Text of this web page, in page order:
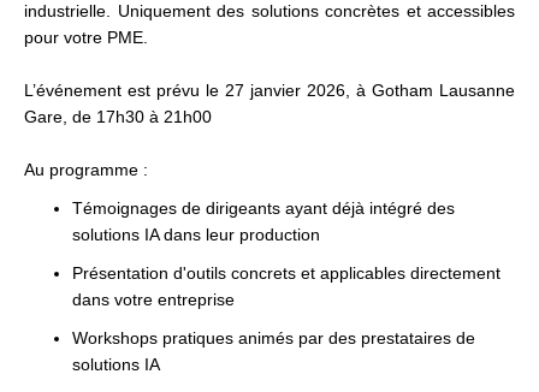
industrielle. Uniquement des solutions concrètes et accessibles
pour votre PME.
L’événement est prévu le 27 janvier 2026, à Gotham Lausanne
Gare, de 17h30 à 21h00
Au programme :
Témoignages de dirigeants ayant déjà intégré des
solutions IA dans leur production
Présentation d'outils concrets et applicables directement
dans votre entreprise
Workshops pratiques animés par des prestataires de
solutions IA